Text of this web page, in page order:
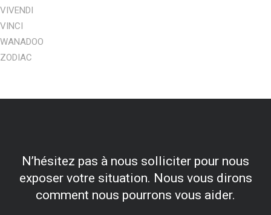
VIVENDI
VINCI
WANADOO
ZODIAC
N’hésitez pas à nous solliciter pour nous
exposer votre situation. Nous vous dirons
comment nous pourrons vous aider.